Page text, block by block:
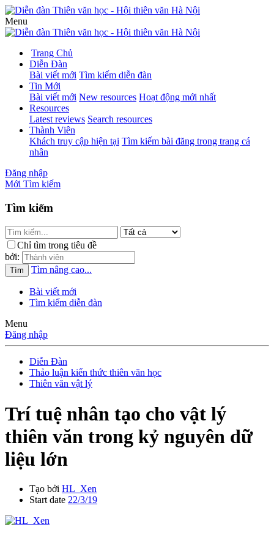
Menu
Trang Chủ
Diễn Đàn
Bài viết mới Tìm kiếm diễn đàn
Tin Mới
Bài viết mới New resources Hoạt động mới nhất
Resources
Latest reviews Search resources
Thành Viên
Khách truy cập hiện tại Tìm kiếm bài đăng trong trang cá
nhân
Đăng nhập
Mới Tìm kiếm
Tìm kiếm
Chỉ tìm trong tiêu đề
bởi:
Tìm Tìm nâng cao...
Bài viết mới
Tìm kiếm diễn đàn
Menu
Đăng nhập
Diễn Đàn
Thảo luận kiến thức thiên văn học
Thiên văn vật lý
Trí tuệ nhân tạo cho vật lý
thiên văn trong kỷ nguyên dữ
liệu lớn
Tạo bởi HL_Xen
Start date 22/3/19